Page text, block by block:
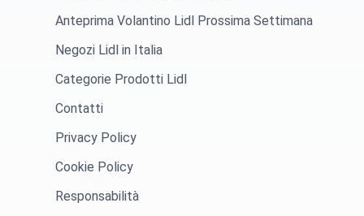
Anteprima Volantino Lidl Prossima Settimana
Negozi Lidl in Italia
Categorie Prodotti Lidl
Contatti
Privacy Policy
Cookie Policy
Responsabilità